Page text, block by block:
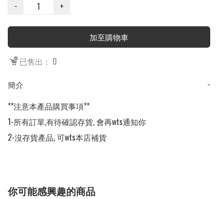
−
+
加至購物車
已售出： 0
簡介
−
**注意本產品購買事項**
1-所有訂單,有待確認存貨, 會再wts通知你
2-沒存貨產品, 可wts本店補貨
你可能感興趣的商品